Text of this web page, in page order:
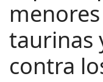
taurinas
contra